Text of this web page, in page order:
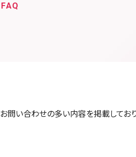
FAQ
お問い合わせの多い内容を掲載してお